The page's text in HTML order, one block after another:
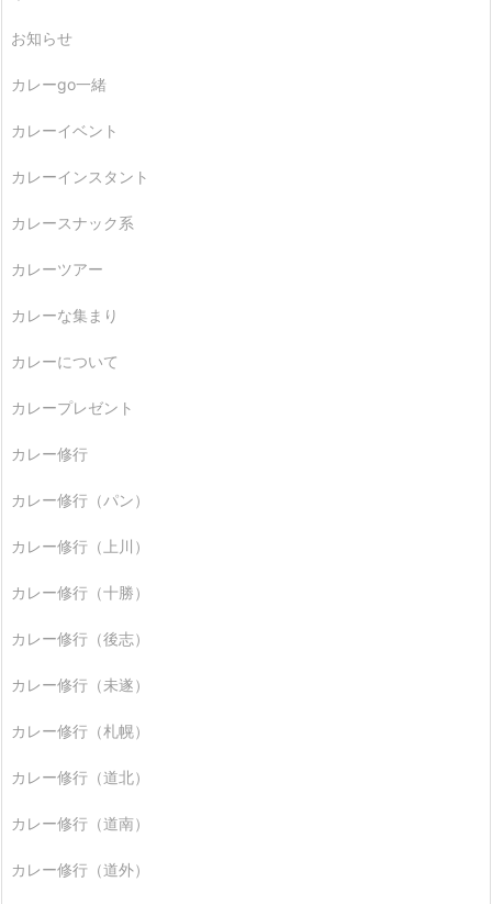
お知らせ
カレーgo一緒
カレーイベント
カレーインスタント
カレースナック系
カレーツアー
カレーな集まり
カレーについて
カレープレゼント
カレー修行
カレー修行（パン）
カレー修行（上川）
カレー修行（十勝）
カレー修行（後志）
カレー修行（未遂）
カレー修行（札幌）
カレー修行（道北）
カレー修行（道南）
カレー修行（道外）